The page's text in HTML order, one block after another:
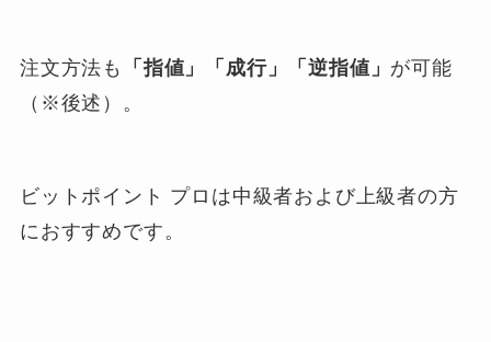
注文方法も 「指値」「成行」「逆指値」 が可能
（※後述）。
ビットポイント プロは中級者および上級者の方
におすすめです。